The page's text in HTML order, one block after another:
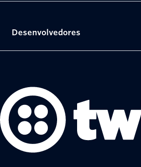
Desenvolvedores